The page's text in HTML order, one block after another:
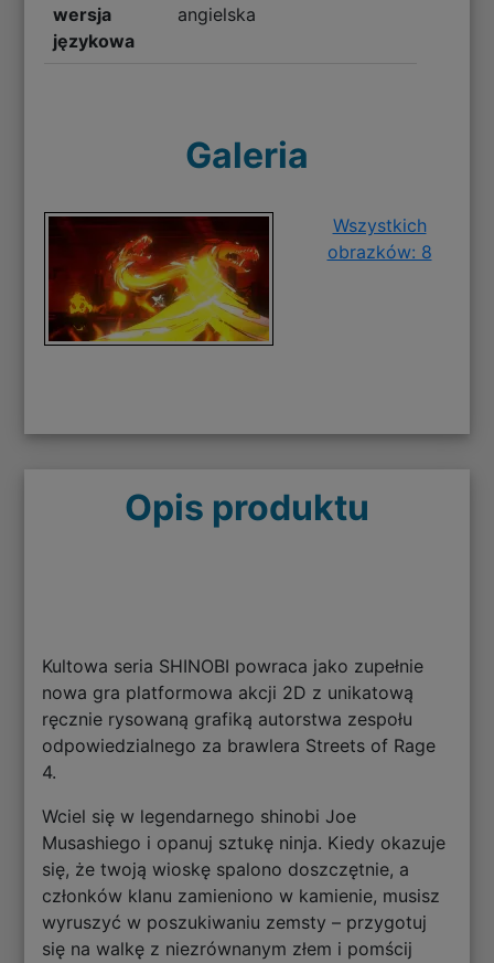
wersja
językowa
angielska
Galeria
Wszystkich
obrazków: 8
Opis produktu
Kultowa seria SHINOBI powraca jako zupełnie
nowa gra platformowa akcji 2D z unikatową
ręcznie rysowaną grafiką autorstwa zespołu
odpowiedzialnego za brawlera Streets of Rage
4.
Wciel się w legendarnego shinobi Joe
Musashiego i opanuj sztukę ninja. Kiedy okazuje
się, że twoją wioskę spalono doszczętnie, a
członków klanu zamieniono w kamienie, musisz
wyruszyć w poszukiwaniu zemsty – przygotuj
się na walkę z niezrównanym złem i pomścij